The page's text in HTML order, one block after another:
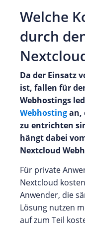
Welche
durch
Da der Einsatz
ist, fallen für
Webhostings
Webhostingan,
zu entrichten
hängt dabei
Nextcloud
Für private
Nextcloud
Anwender, die
Lösung nutzen
auf zum Teil